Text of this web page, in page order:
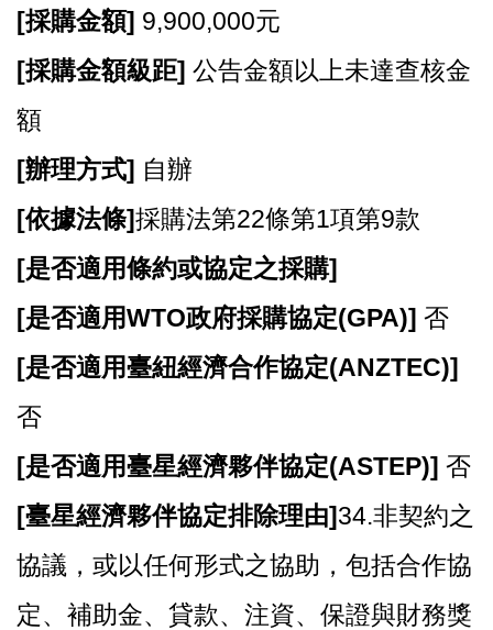
政
信
箱
常
見
問
桃
園
市
政
E
n
g
l
i
s
h
隱
私
[採購金額] 9,900,000元
[採購金額級距] 公告金額以上未達查核金
額
[辦理方式] 自辦
[依據法條]採購法第22條第1項第9款
[是否適用條約或協定之採購]
[是否適用WTO政府採購協定(GPA)] 否
[是否適用臺紐經濟合作協定(ANZTEC)]
否
[是否適用臺星經濟夥伴協定(ASTEP)] 否
[臺星經濟夥伴協定排除理由]34.非契約之
協議，或以任何形式之協助，包括合作協
定、補助金、貸款、注資、保證與財務獎